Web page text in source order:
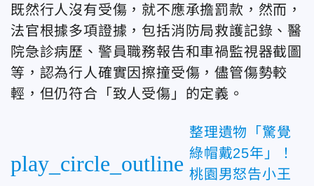
既然行人沒有受傷，就不應承擔罰款，然而，
法官根據多項證據，包括消防局救護記錄、醫
院急診病歷、警員職務報告和車禍監視器截圖
等，認為行人確實因擦撞受傷，儘管傷勢較
輕，但仍符合「致人受傷」的定義。
play_circle_outline
整理遺物「驚覺
綠帽戴25年」！
桃園男怒告小王